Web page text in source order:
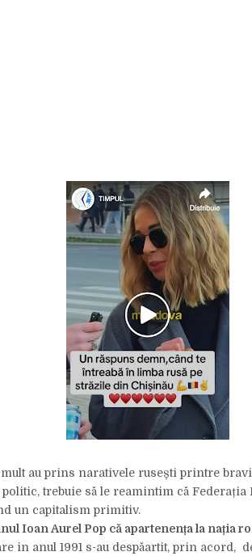
au prins narativele rusești printre
trebuie să le reamintim că Federația
un capitalism primitiv.
Ioan Aurel Pop că apartenența la nația
in anul 1991 s-au despăartit, prin acord,